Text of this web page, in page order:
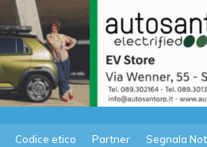
Codice etico Partner Segnala